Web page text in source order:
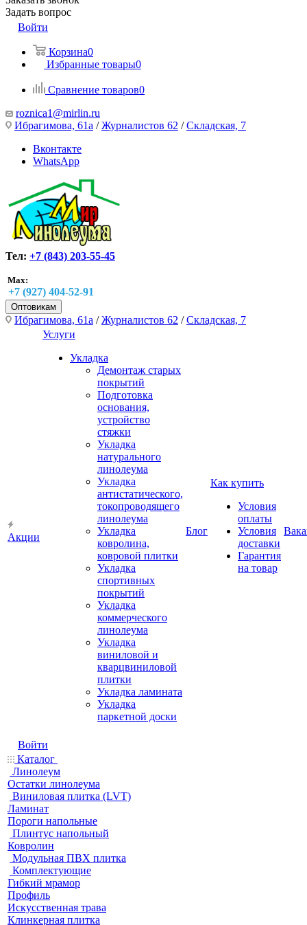
Задать вопрос
Войти
Корзина0
Избранные товары0
Сравнение товаров0
roznica1@mirlin.ru
Ибрагимова, 61а /Журналистов 62 /Складская, 7
Вконтакте
WhatsApp
Тел: +7 (843) 203-55-45
Max:
+7 (927) 404-52-91
Оптовикам
Ибрагимова, 61а /Журналистов 62 /Складская, 7
Акции
Услуги
Укладка
Демонтаж старых
покрытий
Подготовка
основания,
устройство
стяжки
Укладка
натурального
линолеума
Укладка
антистатического,
токопроводящего
линолеума
Укладка
ковролина,
ковровой плитки
Укладка
спортивных
покрытий
Укладка
коммерческого
линолеума
Укладка
виниловой и
кварцвиниловой
плитки
Укладка ламината
Укладка
паркетной доски
Блог
Как купить
Условия
оплаты
Условия
доставки
Гарантия
на товар
Войти
Каталог
Линолеум
Остатки линолеума
Виниловая плитка (LVT)
Ламинат
Пороги напольные
Плинтус напольный
Ковролин
Модульная ПВХ плитка
Комплектующие
Гибкий мрамор
Профиль
Искусственная трава
Клинкерная плитка